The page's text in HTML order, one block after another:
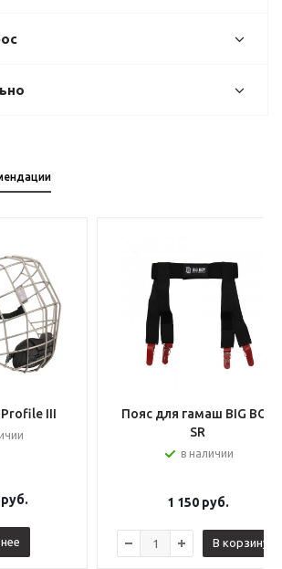
III
Пояс для гамаш BIG BOY
SR
в наличии
1 150руб.
В корзину